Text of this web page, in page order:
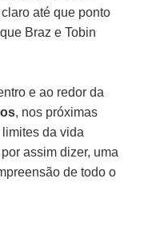
até que ponto
Braz e Tobin
e ao redor da
, nos próximas
da vida
assim dizer, uma
de todo o